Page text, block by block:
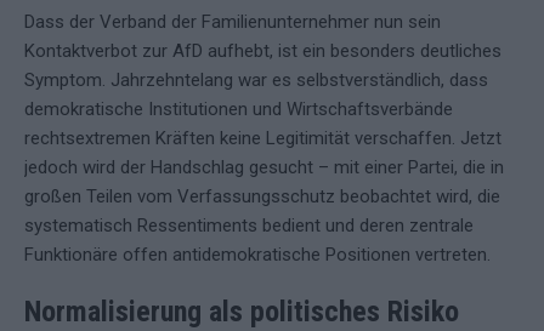
Dass der Verband der Familienunternehmer nun sein
Kontaktverbot zur AfD aufhebt, ist ein besonders deutliches
Symptom. Jahrzehntelang war es selbstverständlich, dass
demokratische Institutionen und Wirtschaftsverbände
rechtsextremen Kräften keine Legitimität verschaffen. Jetzt
jedoch wird der Handschlag gesucht – mit einer Partei, die in
großen Teilen vom Verfassungsschutz beobachtet wird, die
systematisch Ressentiments bedient und deren zentrale
Funktionäre offen antidemokratische Positionen vertreten.
Normalisierung als politisches Risiko